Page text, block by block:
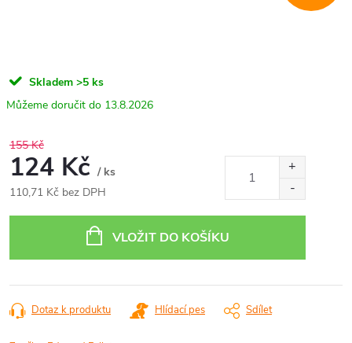
Skladem >5 ks
13.8.2026
155 Kč
124 Kč / ks
110,71 Kč bez DPH
VLOŽIT DO KOŠÍKU
Dotaz k produktu Hlídací pes Sdílet